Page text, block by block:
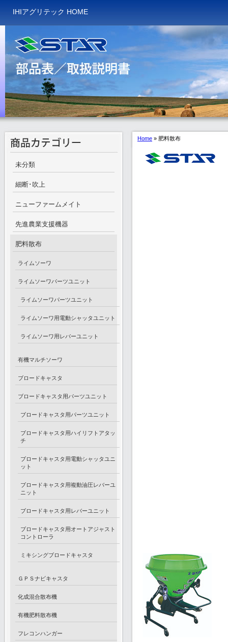
IHIアグリテック HOME
未分類
細断･吹上
ニューファームメイト
先進農業支援機器
肥料散布
ライムソーワ
ライムソーワパーツユニット
ライムソーワパーツユニット
ライムソーワ用電動シャッタユニット
ライムソーワ用レバーユニット
有機マルチソーワ
ブロードキャスタ
ブロードキャスタ用パーツユニット
ブロードキャスタ用パーツユニット
ブロードキャスタ用ハイリフトアタッ
チ
ブロードキャスタ用電動シャッタユニ
ット
ブロードキャスタ用複動油圧レバーユ
ニット
ブロードキャスタ用レバーユニット
ブロードキャスタ用オートアジャスト
コントローラ
ミキシングブロードキャスタ
ＧＰＳナビキャスタ
化成混合散布機
有機肥料散布機
フレコンハンガー
Home » 肥料散布